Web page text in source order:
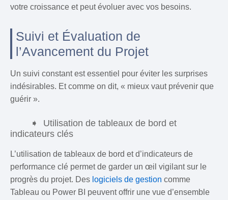
votre croissance et peut évoluer avec vos besoins.
Suivi et Évaluation de
l’Avancement du Projet
Un suivi constant est essentiel pour éviter les surprises
indésirables. Et comme on dit, « mieux vaut prévenir que
guérir ».
Utilisation de tableaux de bord et
indicateurs clés
L’utilisation de tableaux de bord et d’indicateurs de
performance clé permet de garder un œil vigilant sur le
progrès du projet. Des logiciels de gestion comme
Tableau ou Power BI peuvent offrir une vue d’ensemble